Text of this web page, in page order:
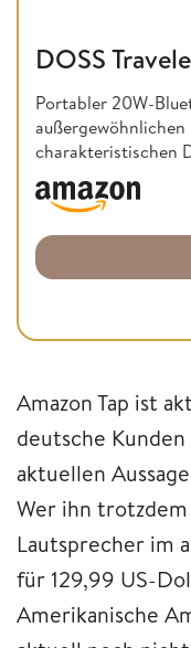
DOSS
Portabler 20W-
charakteristischen
Amazon Tap ist
deutsche
aktuellen
Wer ihn
Lautsprecher im
für 129,99 US-
Amerikanische